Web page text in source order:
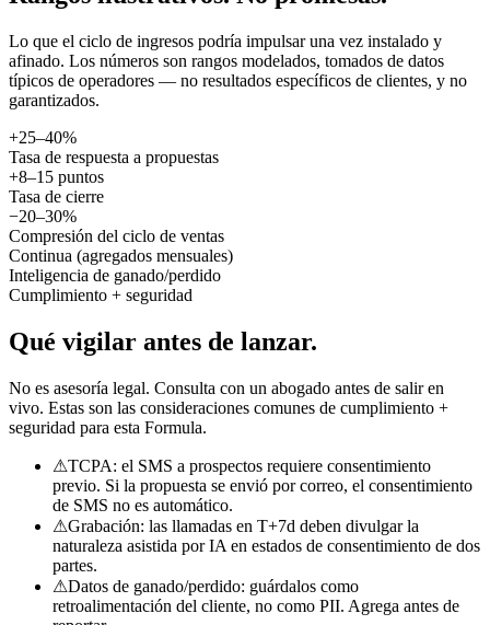
Lo que el ciclo de ingresos podría impulsar una vez instalado y
afinado. Los números son rangos modelados, tomados de datos
típicos de operadores — no resultados específicos de clientes, y no
garantizados.
+25–40%
Tasa de respuesta a propuestas
+8–15 puntos
Tasa de cierre
−20–30%
Compresión del ciclo de ventas
Continua (agregados mensuales)
Inteligencia de ganado/perdido
Cumplimiento + seguridad
Qué vigilar antes de lanzar.
No es asesoría legal. Consulta con un abogado antes de salir en
vivo. Estas son las consideraciones comunes de cumplimiento +
seguridad para esta Formula.
⚠TCPA: el SMS a prospectos requiere consentimiento
previo. Si la propuesta se envió por correo, el consentimiento
de SMS no es automático.
⚠Grabación: las llamadas en T+7d deben divulgar la
naturaleza asistida por IA en estados de consentimiento de dos
partes.
⚠Datos de ganado/perdido: guárdalos como
retroalimentación del cliente, no como PII. Agrega antes de